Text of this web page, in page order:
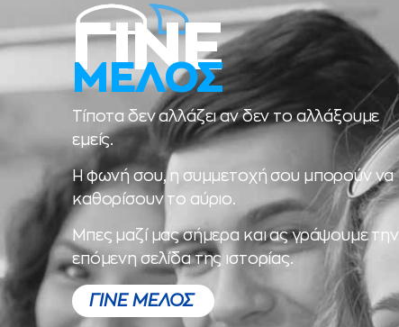
ΓΙΝΕ
ΜΕΛΟΣ
Τίποτα δεν αλλάζει αν δεν το αλλάξουμε
εμείς.
Η φωνή σου, η συμμετοχή σου μπορούν να
καθορίσουν το αύριο.
Μπες μαζί μας σήμερα και ας γράψουμε την
επόμενη σελίδα της ιστορίας.
ΓΙΝΕ ΜΕΛΟΣ